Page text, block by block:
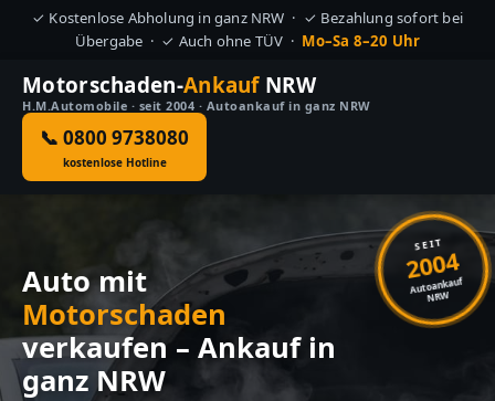
✓ Kostenlose Abholung in ganz NRW · ✓ Bezahlung sofort bei
Übergabe · ✓ Auch ohne TÜV · Mo–Sa 8–20 Uhr
Motorschaden-AnkaufNRW
H.M.Automobile · seit 2004 · Autoankauf in ganz NRW
📞 0800 9738080
kostenlose Hotline
SEIT
2004
Autoankauf
NRW
Auto mit
Motorschaden
verkaufen – Ankauf in
ganz NRW